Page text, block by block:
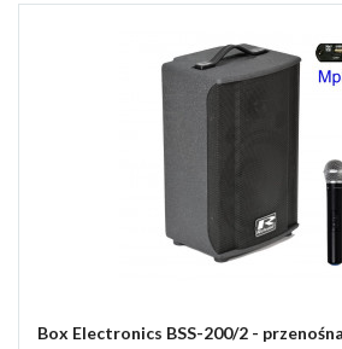
Box Electronics BSS-200/2 -